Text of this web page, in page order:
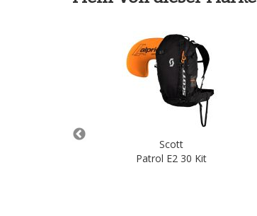
Scott
Patrol E2 30 Kit